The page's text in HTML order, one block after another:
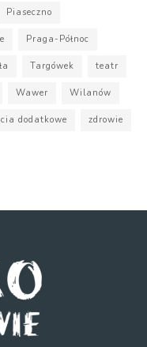
Piaseczno
Praga-Północ
Targówek teatr
Wawer Wilanów
dodatkowe zdrowie